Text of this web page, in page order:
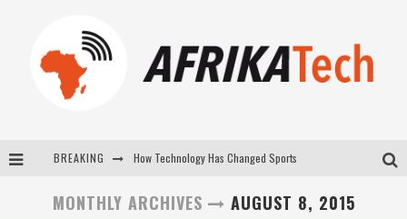
BREAKING How Technology Has Changed Sports
E-COMMERCE: FOR TABASKI, AFRIMARKET AND LEBARA DELIVER SHEEP TO AFRICA VIA INTERNET
MONTHLY ARCHIVES AUGUST 8, 2015